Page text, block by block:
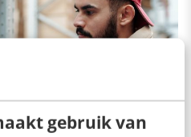
gebruik van